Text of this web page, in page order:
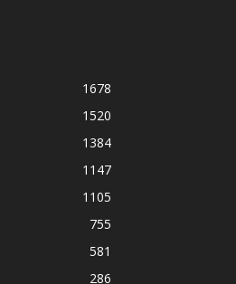
1678
1520
1384
1147
1105
755
581
286